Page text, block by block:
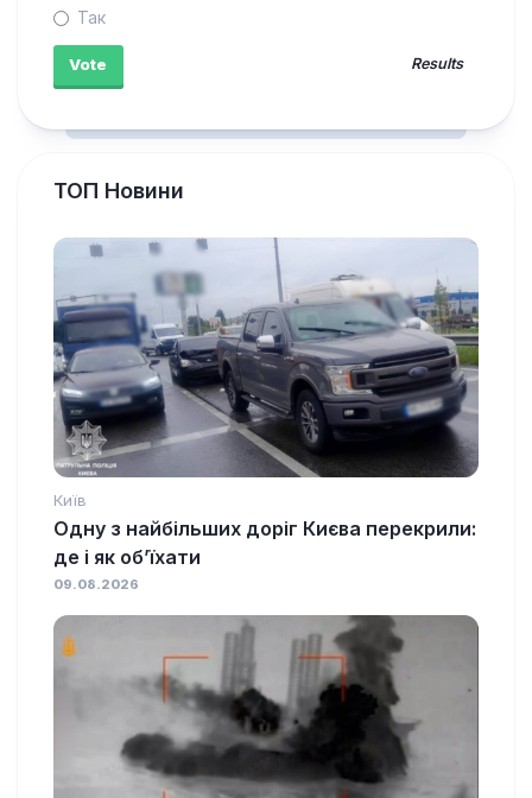
Так
Results
ТОП Новини
Київ
Одну з найбільших доріг Києва перекрили:
де і як об’їхати
09.08.2026